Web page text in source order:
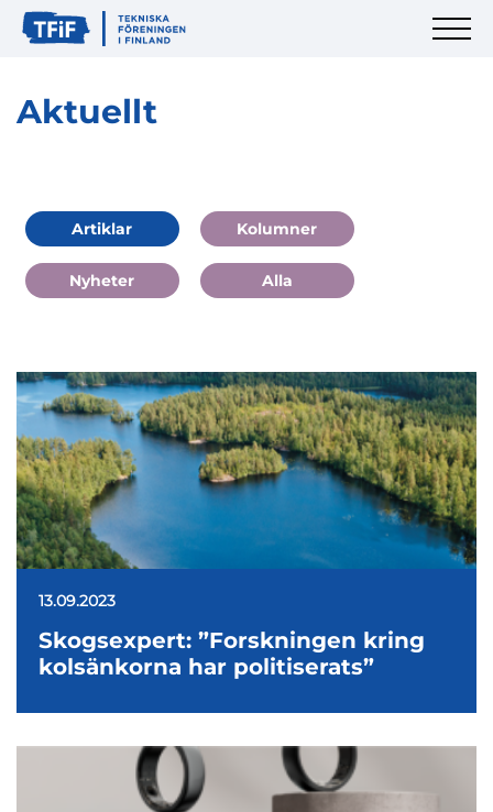
Aktuellt
Artiklar Kolumner
Nyheter Alla
13.09.2023
Skogsexpert: ”Forskningen kring
kolsänkorna har politiserats”